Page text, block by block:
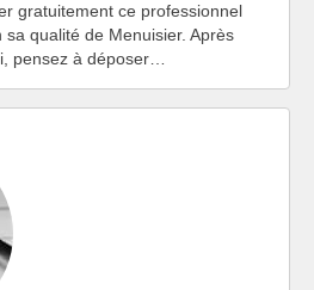
gratuitement ce professionnel
qualité de Menuisier. Après
pensez à déposer…